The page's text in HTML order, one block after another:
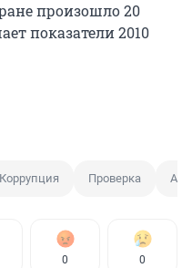
произошло 20
показатели 2010
Коррупция Проверка
0 0